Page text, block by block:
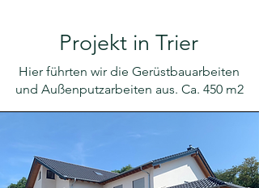
Projekt in Trier
Hier führten wir die Gerüstbauarbeiten
und Außenputzarbeiten aus. Ca. 450 m2